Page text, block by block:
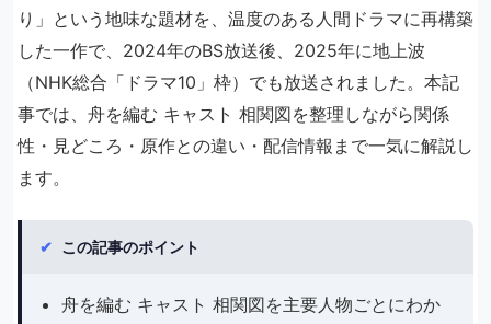
り」という地味な題材を、温度のある人間ドラマに再構築
した一作で、2024年のBS放送後、2025年に地上波
（NHK総合「ドラマ10」枠）でも放送されました。本記
事では、舟を編む キャスト 相関図を整理しながら関係
性・見どころ・原作との違い・配信情報まで一気に解説し
ます。
✔ この記事のポイント
舟を編む キャスト 相関図を主要人物ごとにわか